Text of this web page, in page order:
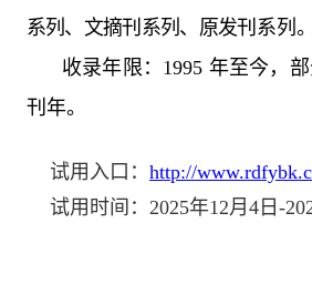
系列、文摘刊系列、原发刊 系列。
收录年限：1995 年至今，
刊年。
试用入口：http://
试用时间：2025年12月4日-